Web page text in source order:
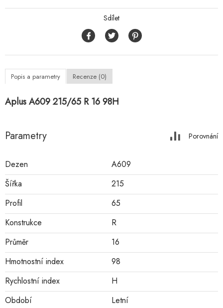
Sdílet
Popis a parametry Recenze (0)
Aplus A609 215/65 R 16 98H
Parametry Porovnání
Dezen
A609
Šířka
215
Profil
65
Konstrukce
R
Průměr
16
Hmotnostní index
98
Rychlostní index
H
Období
Letní